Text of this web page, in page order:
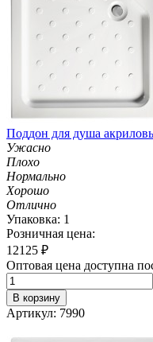
Поддон для душа
Ужасно
Плохо
Нормально
Хорошо
Отлично
Упаковка: 1
Розничная цена:
12125 ₽
Оптовая цена доступна
В корзину
Артикул: 7990